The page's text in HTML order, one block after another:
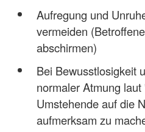
Aufregung und
vermeiden
abschirmen)
Bei Bewusstlosigkeit
normaler Atmung
Umstehende auf die
aufmerksam zu